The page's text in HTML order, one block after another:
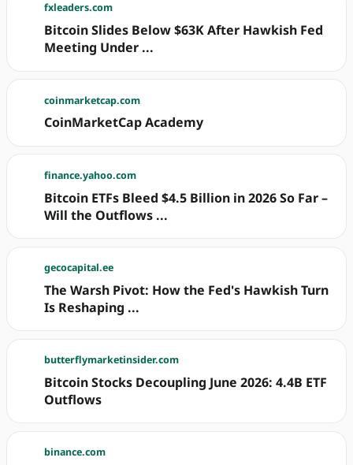
fxleaders.com
Bitcoin Slides Below $63K After Hawkish Fed
Meeting Under ...
coinmarketcap.com
CoinMarketCap Academy
finance.yahoo.com
Bitcoin ETFs Bleed $4.5 Billion in 2026 So Far –
Will the Outflows ...
gecocapital.ee
The Warsh Pivot: How the Fed's Hawkish Turn
Is Reshaping ...
butterflymarketinsider.com
Bitcoin Stocks Decoupling June 2026: 4.4B ETF
Outflows
binance.com